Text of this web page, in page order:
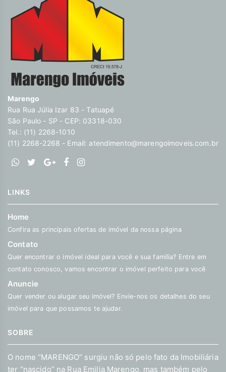
Marengo
Rua Rua Júlia Izar 83 - Tatuapé
São Paulo - SP - CEP: 03318-030
Tel.: (11) 2268-1010
(11) 2268-2268 - Email: atendimento@marengoimoveis.com.br
LINKS
Home
Confira as principais ofertas de imóvel da nossa página
Contato
Quer encontrar o imóvel ideal para você e sua família? Entre em
contato conosco, vamos encontrar o imóvel perfeito para você
Anuncie
Quer vender ou alugar seu imóvel? Envie-nos os detalhes do seu
imóvel para que possamos te ajudar.
SOBRE
O nome “MARENGO” surgiu não só pelo fato da Imobiliária
ter “nascido” na Rua Emilia Marengo, mas também pelo